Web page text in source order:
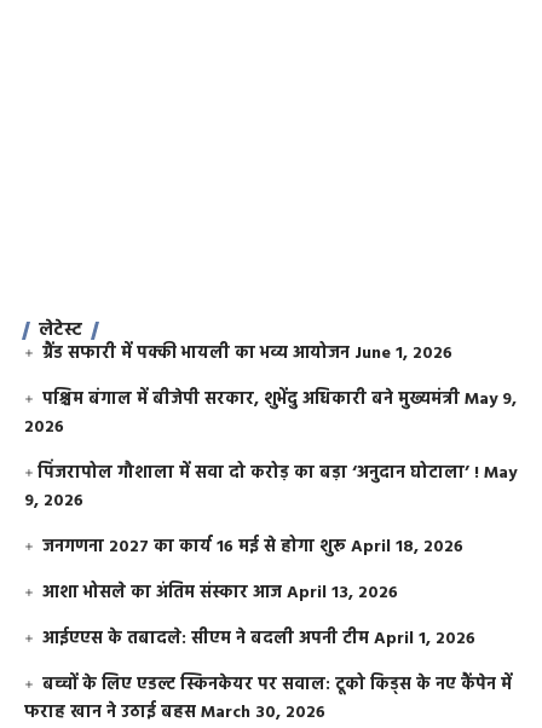
लेटेस्ट
ग्रैंड सफारी में पक्की भायली का भव्य आयोजन June 1, 2026
पश्चिम बंगाल में बीजेपी सरकार, शुभेंदु अधिकारी बने मुख्यमंत्रीMay 9,
2026
​पिंजरापोल गौशाला में सवा दो करोड़ का बड़ा ‘अनुदान घोटाला’ !May
9, 2026
जनगणना 2027 का कार्य 16 मई से होगा शुरूApril 18, 2026
आशा भोसले का अंतिम संस्कार आजApril 13, 2026
आईएएस के तबादले: सीएम ने बदली अपनी टीमApril 1, 2026
बच्चों के लिए एडल्ट स्किनकेयर पर सवाल: टूको किड्स के नए कैंपेन में
फराह खान ने उठाई बहसMarch 30, 2026